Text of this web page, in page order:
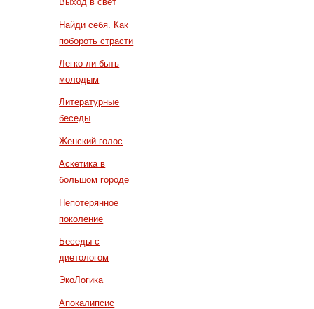
Найди себя. Как
побороть страсти
Легко ли быть
молодым
Литературные
беседы
Женский голос
Аскетика в
большом городе
Непотерянное
поколение
Беседы с
диетологом
ЭкоЛогика
Апокалипсис